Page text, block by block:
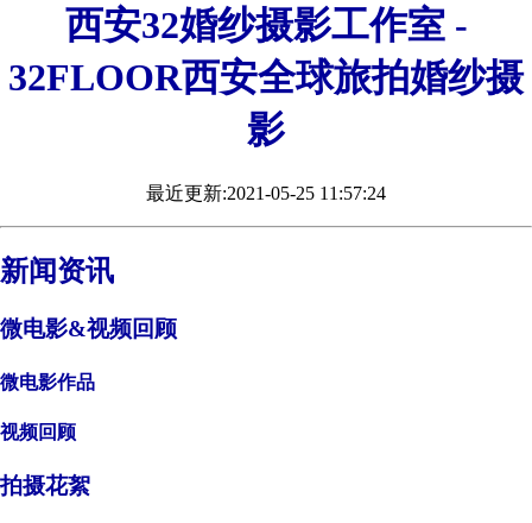
西安32婚纱摄影工作室 -
32FLOOR西安全球旅拍婚纱摄
影
最近更新:2021-05-25 11:57:24
新闻资讯
微电影&视频回顾
微电影作品
视频回顾
拍摄花絮